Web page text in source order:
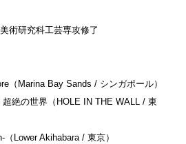
術研究科工芸専攻修了
（Marina Bay Sands / シンガポール）
絶の世界（HOLE IN THE WALL / 東
Lower Akihabara / 東京）